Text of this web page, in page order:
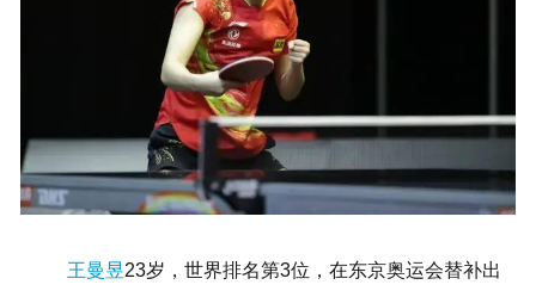
王曼昱23岁，世界排名第3位，在东京奥运会替补出